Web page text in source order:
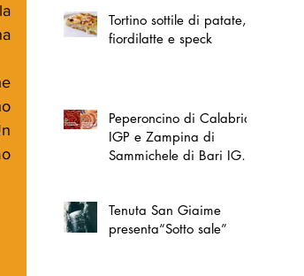
Tortino sottile di patate,
fiordilatte e speck
Peperoncino di Calabria
IGP e Zampina di
Sammichele di Bari IGP
Tenuta San Giaime
presenta“Sotto sale”